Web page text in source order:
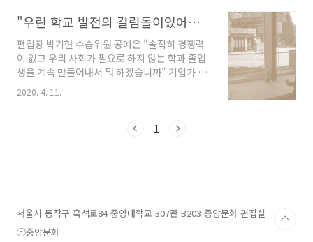
한 국정과제로 지목됐고 최근 비..
학금 2유형 미지급 사태에 대한 해결 촉구, 구조
의 목소리가 대운동장을 가득 매웠다. 안건 발제
후 투표가 진행되었고, 개표 결과 4개의 안건 모
두 압도적인 찬성률로 가결됐다. 총학생회는 가
결된 안건과 요구안을 본부에 전달했다. 7년 만에
회는 ‘총학생회의 활동에 관한 최고 의결권’을..
"우린 학교 발전의 걸림돌이었어요"- 비교민속학과 마지막 학생회장 이재진씨를 만나다
편집장 박기현 수습위원 공예은 "솔직히 경쟁력
이 없고 우리 사회가 필요로 하지 않는 학과 졸업
생을 계속 만들어내서 뭐 하겠습니까" 기업가 출
신의 박용성 전 이사장이 월간지 인터뷰에서 한
말이다. 그는 6년 전 팔리지 않는 '상품' 비인기
에게는 생소하게 들릴 수도 있을 비교민속학과,
부를 막을 수 없을 것 같아 무서웠다. 마지막 발악
이 될 것만 같았다. 새내 기의 예상은 불행하게도
2020. 4. 11.
1
서울시 동작구 흑석로84 중앙대학교 307관 B203 중앙문화 편집실
ⓒ중앙문화